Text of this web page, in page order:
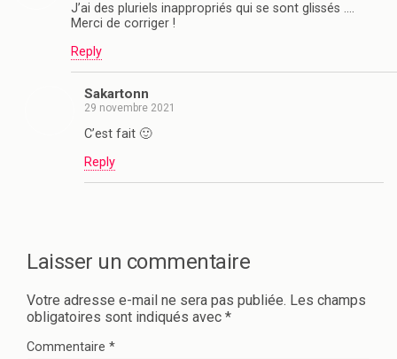
J’ai des pluriels inappropriés qui se sont glissés ….
Merci de corriger !
Reply
Sakartonn
29 novembre 2021
C’est fait 🙂
Reply
Laisser un commentaire
Votre adresse e-mail ne sera pas publiée. Les champs
obligatoires sont indiqués avec *
Commentaire *